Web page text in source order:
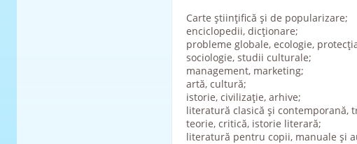
Carte ştiinţifică şi de popularizare;
enciclopedii, dicţionare;
probleme globale, ecologie,
sociologie, studii culturale;
management, marketing;
artă, cultură;
istorie, civilizaţie, arhive;
literatură clasică şi contemporană,
teorie, critică, istorie literară;
literatură pentru copii, manuale şi